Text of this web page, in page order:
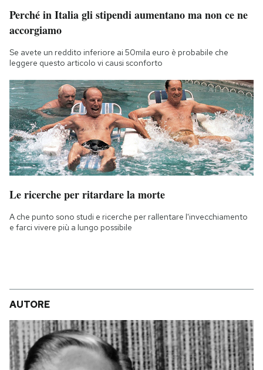
Perché in Italia gli stipendi aumentano ma non ce ne
accorgiamo
Se avete un reddito inferiore ai 50mila euro è probabile che
leggere questo articolo vi causi sconforto
Le ricerche per ritardare la morte
A che punto sono studi e ricerche per rallentare l'invecchiamento
e farci vivere più a lungo possibile
AUTORE